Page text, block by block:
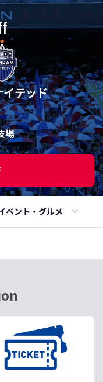
テッド
場
ベント・ グルメ